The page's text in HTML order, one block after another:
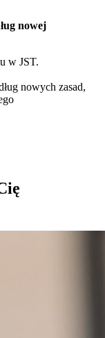
nowej
w JST.
nowych zasad,